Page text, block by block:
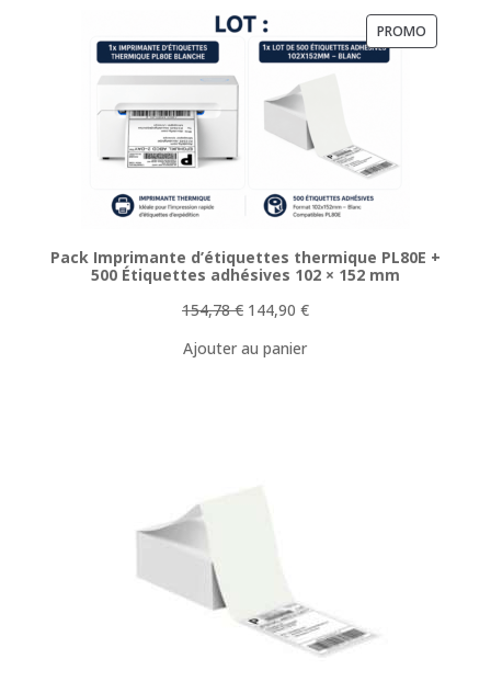
PROMO
Pack Imprimante d’étiquettes thermique PL80E +
500 Étiquettes adhésives 102 × 152 mm
154,78€ Le
initial
144,90 €Le
Ajouter au panier